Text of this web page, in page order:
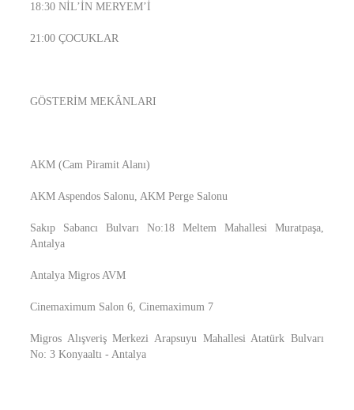
18:30 NİL’İN MERYEM’İ
21:00 ÇOCUKLAR
GÖSTERİM MEKÂNLARI
AKM (Cam Piramit Alanı)
AKM Aspendos Salonu, AKM Perge Salonu
Sakıp Sabancı Bulvarı No:18 Meltem Mahallesi Muratpaşa,
Antalya
Antalya Migros AVM
Cinemaximum Salon 6, Cinemaximum 7
Migros Alışveriş Merkezi Arapsuyu Mahallesi Atatürk Bulvarı
No: 3 Konyaaltı - Antalya